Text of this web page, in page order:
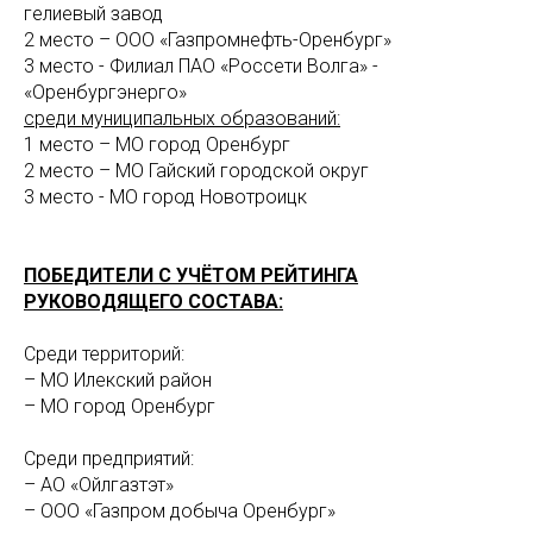
гелиевый завод
2 место – ООО «Газпромнефть-Оренбург»
3 место - Филиал ПАО «Россети Волга» -
«Оренбургэнерго»
среди муниципальных образований:
1 место – МО город Оренбург
2 место – МО Гайский городской округ
3 место - МО город Новотроицк
ПОБЕДИТЕЛИ С УЧЁТОМ РЕЙТИНГА
РУКОВОДЯЩЕГО СОСТАВА:
Среди территорий:
– МО Илекский район
– МО город Оренбург
Среди предприятий:
– АО «Ойлгазтэт»
– ООО «Газпром добыча Оренбург»